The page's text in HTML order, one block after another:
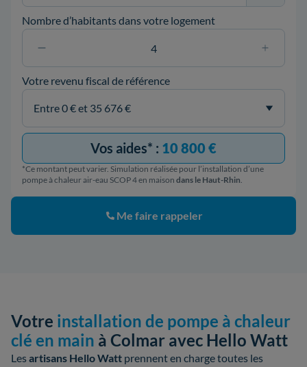
Nombre d’habitants dans votre logement
Votre revenu fiscal de référence
Vos aides* : 10 800 €
*Ce montant peut varier. Simulation réalisée pour l’installation d’une
pompe à chaleur air-eau SCOP 4 en maison dans le Haut-Rhin.
Me faire rappeler
Votre installation de pompe à chaleur
clé en main à Colmar avec Hello Watt
Lesartisans Hello Watt prennent en charge toutes les